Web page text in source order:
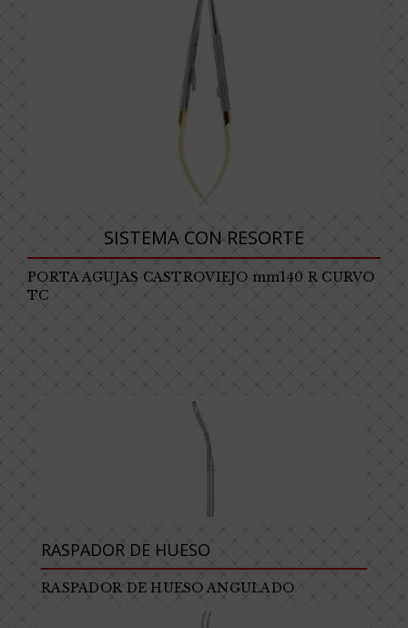
SISTEMA CON RESORTE
PORTA AGUJAS CASTROVIEJO mm140 R CURVO
TC
RASPADOR DE HUESO
RASPADOR DE HUESO ANGULADO